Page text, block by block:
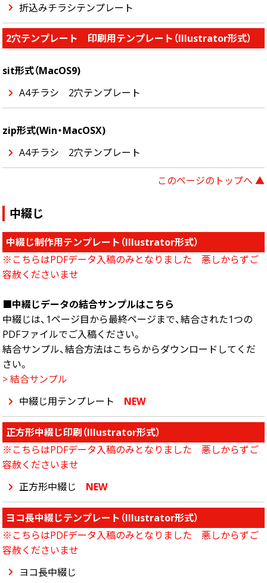
折込みチラシテンプレート
2穴テンプレート 印刷用テンプレート（Illustrator形式）
sit形式（MacOS9)
A4チラシ 2穴テンプレート
zip形式(Win・MacOSX)
A4チラシ 2穴テンプレート
このページのトップへ ▲
中綴じ
中綴じ制作用テンプレート（Illustrator形式）
※こちらはPDFデータ入稿のみとなりました 悪しからずご
容赦くださいませ
■中綴じデータの結合サンプルはこちら
中綴じは、1ページ目から最終ページまで、結合された1つの
PDFファイルでご入稿ください。
結合サンプル、結合方法はこちらからダウンロードしてくだ
さい。
> 結合サンプル
中綴じ用テンプレート NEW
正方形中綴じ印刷（Illustrator形式）
※こちらはPDFデータ入稿のみとなりました 悪しからずご
容赦くださいませ
正方形中綴じ NEW
ヨコ長中綴じテンプレート（Illustrator形式）
※こちらはPDFデータ入稿のみとなりました 悪しからずご
容赦くださいませ
ヨコ長中綴じ